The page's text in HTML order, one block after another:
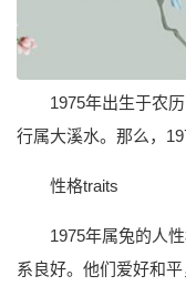
1975年出生于农
行属大溪水。那么，
性格traits
1975年属兔的人
系良好。他们爱好和